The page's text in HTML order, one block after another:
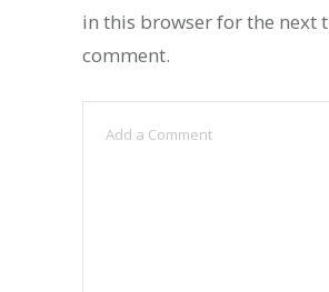
in this browser for the next
comment.